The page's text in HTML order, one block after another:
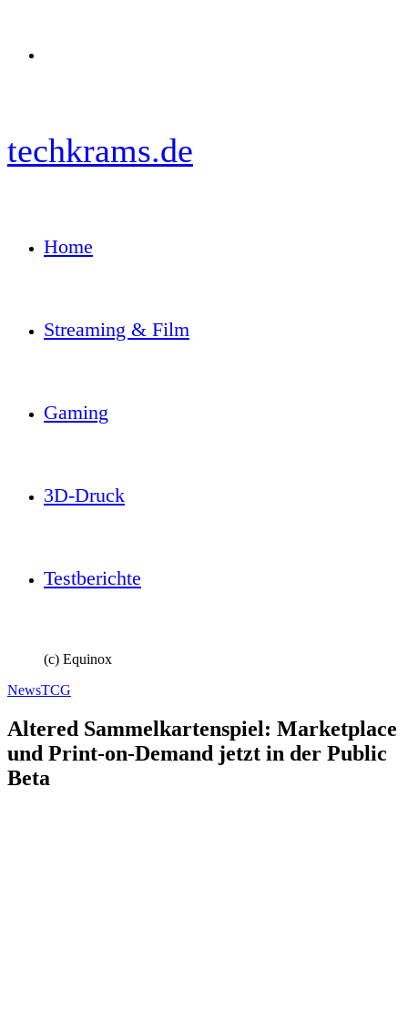
techkrams.de
Home
Streaming & Film
Gaming
3D-Druck
Testberichte
(c) Equinox
NewsTCG
Altered Sammelkartenspiel: Marketplace
und Print-on-Demand jetzt in der Public
Beta